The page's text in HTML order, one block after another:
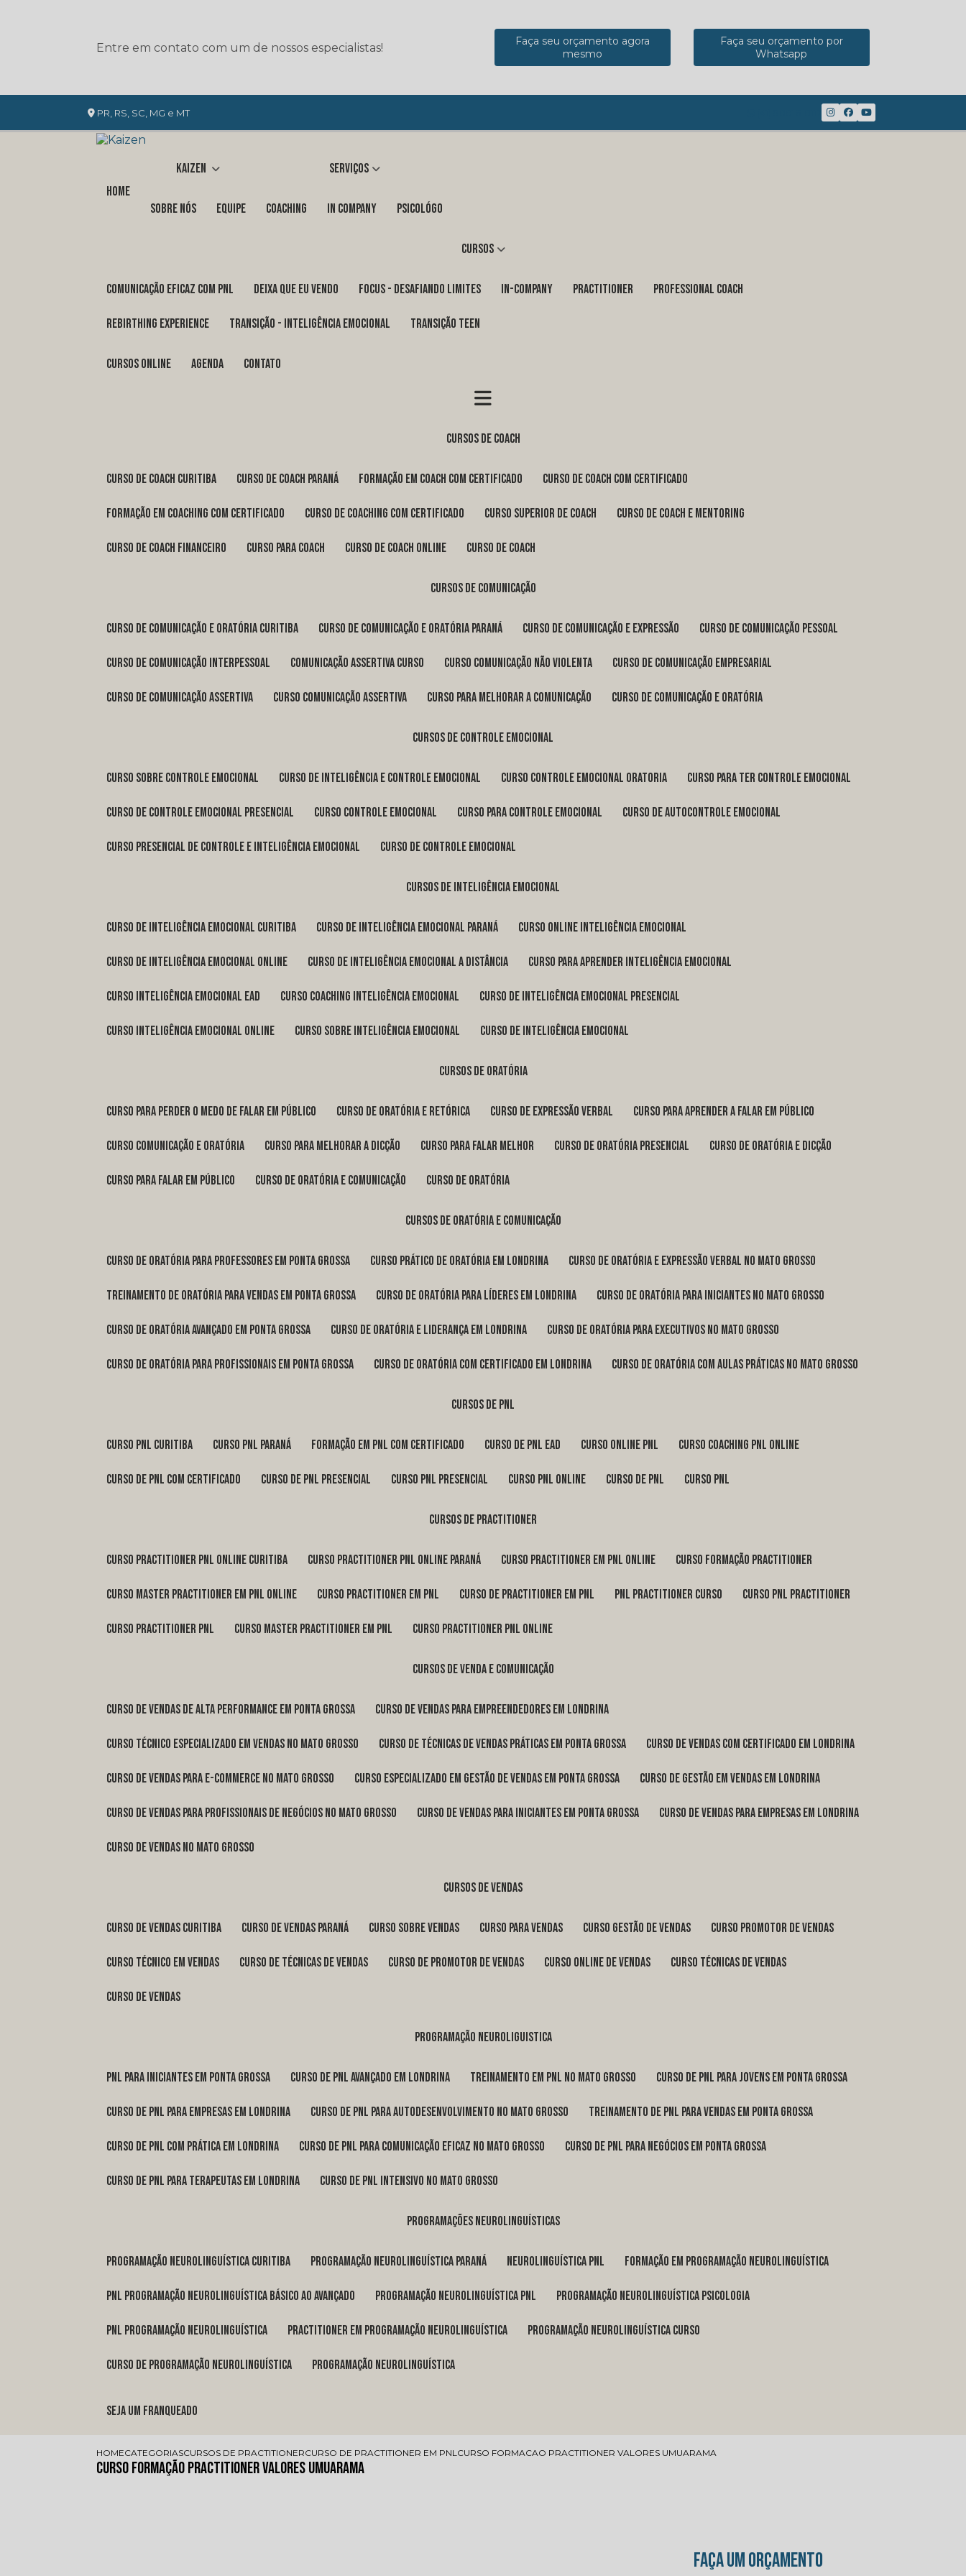
Entre em contato com um de nossos especialistas!
Faça seu orçamento agora
mesmo
Faça seu orçamento por
Whatsapp
PR, RS, SC, MG e MT
Home
Kaizen
Sobre nós Equipe
Serviços
Coaching in company Psicológo
Cursos
COMUNICAÇÃO EFICAZ COM PNL DEIXA QUE EU VENDO FOCUS - DESAFIANDO LIMITES In-Company PRACTITIONER PROFESSIONAL COACH
REBIRTHING EXPERIENCE TRANSIÇÃO - INTELIGÊNCIA EMOCIONAL TRANSIÇÃO TEEN
Cursos Online Agenda Contato
cursos de coach
curso de coach Curitiba curso de coach Paraná formação em coach com certificado curso de coach com certificado
formação em coaching com certificado curso de coaching com certificado curso superior de coach curso de coach e mentoring
curso de coach financeiro curso para coach curso de coach online curso de coach
cursos de comunicação
curso de comunicação e oratória Curitiba curso de comunicação e oratória Paraná curso de comunicação e expressão curso de comunicação pessoal
curso de comunicação interpessoal comunicação assertiva curso curso comunicação não violenta curso de comunicação empresarial
curso de comunicação assertiva curso comunicação assertiva curso para melhorar a comunicação curso de comunicação e oratória
cursos de controle emocional
curso sobre controle emocional curso de inteligência e controle emocional curso controle emocional oratoria curso para ter controle emocional
curso de controle emocional presencial curso controle emocional curso para controle emocional curso de autocontrole emocional
curso presencial de controle e inteligência emocional curso de controle emocional
cursos de inteligência emocional
curso de inteligência emocional Curitiba curso de inteligência emocional Paraná curso online inteligência emocional
curso de inteligência emocional online curso de inteligência emocional a distância curso para aprender inteligência emocional
curso inteligência emocional ead curso coaching inteligência emocional curso de inteligência emocional presencial
curso inteligência emocional online curso sobre inteligência emocional curso de inteligência emocional
cursos de oratória
curso para perder o medo de falar em público curso de oratória e retórica curso de expressão verbal curso para aprender a falar em público
curso comunicação e oratória curso para melhorar a dicção curso para falar melhor curso de oratória presencial curso de oratória e dicção
curso para falar em público curso de oratória e comunicação curso de oratória
cursos de oratória e comunicação
curso de oratória para professores em Ponta Grossa curso prático de oratória em Londrina curso de oratória e expressão verbal no Mato Grosso
treinamento de oratória para vendas em Ponta Grossa curso de oratória para líderes em Londrina curso de oratória para iniciantes no Mato Grosso
curso de oratória avançado em Ponta Grossa curso de oratória e liderança em Londrina curso de oratória para executivos no Mato Grosso
curso de oratória para profissionais em Ponta Grossa curso de oratória com certificado em Londrina curso de oratória com aulas práticas no Mato Grosso
cursos de pnl
curso pnl Curitiba curso pnl Paraná formação em pnl com certificado curso de pnl ead curso online pnl curso coaching pnl online
curso de pnl com certificado curso de pnl presencial curso pnl presencial curso pnl online curso de pnl curso pnl
cursos de practitioner
curso practitioner pnl online Curitiba curso practitioner pnl online Paraná curso practitioner em pnl online curso formação practitioner
curso master practitioner em pnl online curso practitioner em pnl curso de practitioner em pnl pnl practitioner curso curso pnl practitioner
curso practitioner pnl curso master practitioner em pnl curso practitioner pnl online
cursos de venda e comunicação
curso de vendas de alta performance em Ponta Grossa curso de vendas para empreendedores em Londrina
curso técnico especializado em vendas no Mato Grosso curso de técnicas de vendas práticas em Ponta Grossa curso de vendas com certificado em Londrina
curso de vendas para e-commerce no Mato Grosso curso especializado em gestão de vendas em Ponta Grossa curso de gestão em vendas em Londrina
curso de vendas para profissionais de negócios no Mato Grosso curso de vendas para iniciantes em Ponta Grossa curso de vendas para empresas em Londrina
curso de vendas no Mato Grosso
cursos de vendas
curso de vendas Curitiba curso de vendas Paraná curso sobre vendas curso para vendas curso gestão de vendas curso promotor de vendas
curso técnico em vendas curso de técnicas de vendas curso de promotor de vendas curso online de vendas curso técnicas de vendas
curso de vendas
programação neuroliguistica
pnl para iniciantes em Ponta Grossa curso de pnl avançado em Londrina treinamento em pnl no Mato Grosso curso de pnl para jovens em Ponta Grossa
curso de pnl para empresas em Londrina curso de pnl para autodesenvolvimento no Mato Grosso treinamento de pnl para vendas em Ponta Grossa
curso de pnl com prática em Londrina curso de pnl para comunicação eficaz no Mato Grosso curso de pnl para negócios em Ponta Grossa
curso de pnl para terapeutas em Londrina curso de pnl intensivo no Mato Grosso
programações neurolinguísticas
programação neurolinguística Curitiba programação neurolinguística Paraná neurolinguística pnl formação em programação neurolinguística
pnl programação neurolinguística básico ao avançado programação neurolinguística pnl programação neurolinguística psicologia
pnl programação neurolinguística practitioner em programação neurolinguística programação neurolinguística curso
curso de programação neurolinguística programação neurolinguística
Seja um franqueado
HOMECATEGORIASCURSOS DE PRACTITIONERCURSO DE PRACTITIONER EM PNLCURSO FORMACAO PRACTITIONER VALORES UMUARAMA
Curso Formação Practitioner Valores Umuarama
FAÇA UM ORÇAMENTO